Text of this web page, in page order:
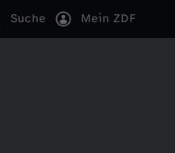
Suche Mein ZDF